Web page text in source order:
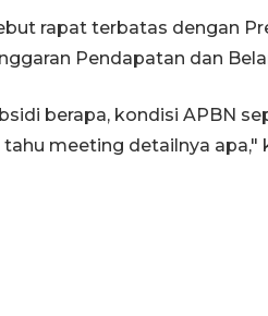
rapat terbatas dengan
Pendapatan dan
berapa, kondisi APBN
meeting detailnya apa,"